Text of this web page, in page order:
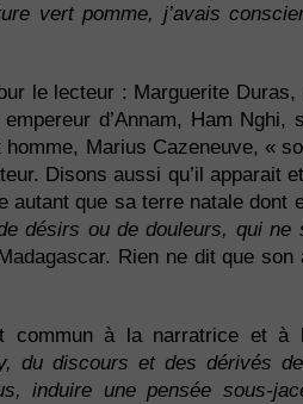
vert pomme, j’avais
le lecteur : Marguerite
d’Annam, Ham Nghi,
homme, Marius Cazeneuve, «
Disons aussi qu’il apparait
autant que sa terre natale dont
désirs ou de douleurs, qui
Rien ne dit que
à la narratrice et à
du discours et des dérivés
induire une pensée sous-